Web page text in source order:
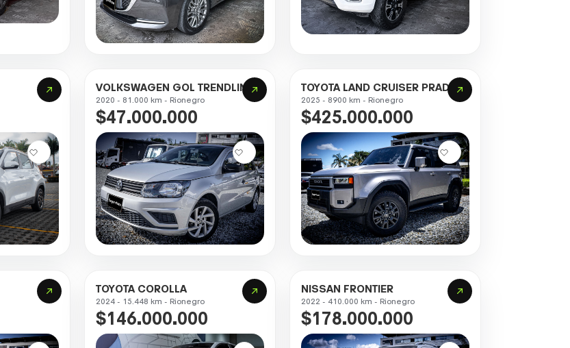
VOLKSWAGEN GOL TRENDLINE
2020 - 81.000 km - Rionegro
$47.000.000
TOYOTA LAND CRUISER PRADO
2025 - 8900 km - Rionegro
$425.000.000
TOYOTA COROLLA
2024 - 15.448 km - Rionegro
$146.000.000
NISSAN FRONTIER
2022 - 410.000 km - Rionegro
$178.000.000